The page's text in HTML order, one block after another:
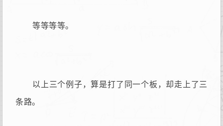
等等等等。
以上三个例子，算是打了同一个板，却走上了三
条路。